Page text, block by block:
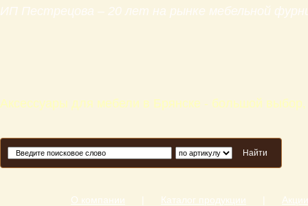
ИП Пестрецова – 20 лет на рынке мебельной
Аксессуары для мебели в Брянске - большой
Найти
О компании Каталог продукции